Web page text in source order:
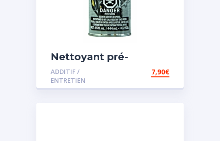
Nettoyant pré-
vidange
ADDITIF /
ENTRETIEN
7,90€